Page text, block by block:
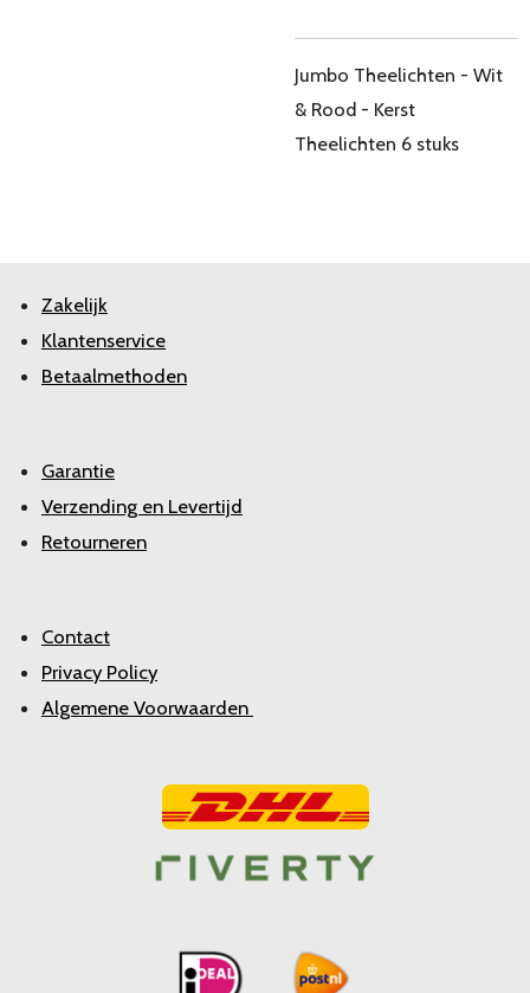
Jumbo Theelichten - Wit
& Rood - Kerst
Theelichten 6 stuks
Zakelijk
Klantenservice
Betaalmethoden
Garantie
Verzending en Levertijd
Retourneren
Contact
Privacy Policy
Algemene Voorwaarden